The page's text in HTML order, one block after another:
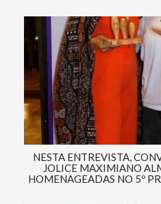
NESTA ENTREVISTA,
JOLICE MAXIMIANO
HOMENAGEADAS NO 5º